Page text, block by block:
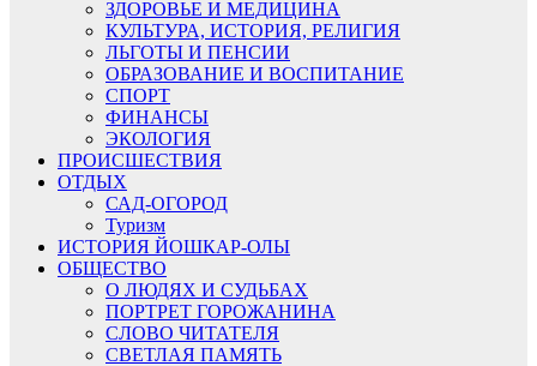
ЗДОРОВЬЕ И МЕДИЦИНА
КУЛЬТУРА, ИСТОРИЯ, РЕЛИГИЯ
ЛЬГОТЫ И ПЕНСИИ
ОБРАЗОВАНИЕ И ВОСПИТАНИЕ
СПОРТ
ФИНАНСЫ
ЭКОЛОГИЯ
ПРОИСШЕСТВИЯ
ОТДЫХ
САД-ОГОРОД
Туризм
ИСТОРИЯ ЙОШКАР-ОЛЫ
ОБЩЕСТВО
О ЛЮДЯХ И СУДЬБАХ
ПОРТРЕТ ГОРОЖАНИНА
СЛОВО ЧИТАТЕЛЯ
СВЕТЛАЯ ПАМЯТЬ